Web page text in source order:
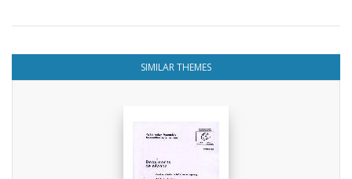
SIMILAR THEMES